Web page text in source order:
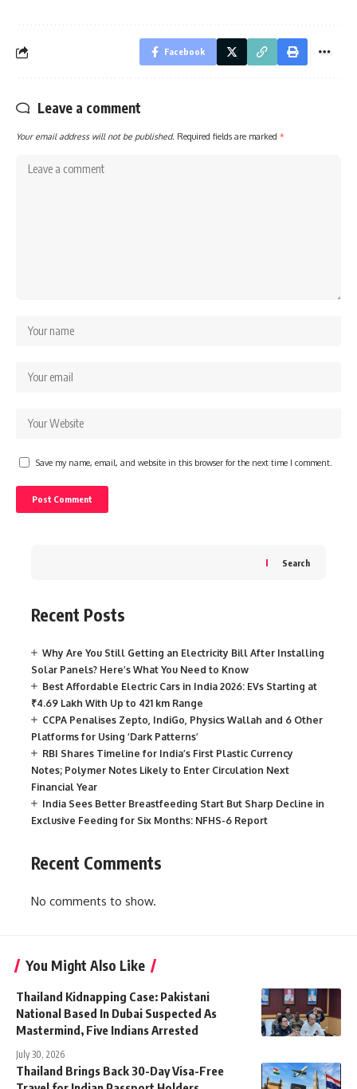
Facebook
Leave a comment
Your email address will not be published. Required fields are marked *
Save my name, email, and website in this browser for the next time I comment.
Search
Recent Posts
Why Are You Still Getting an Electricity Bill After Installing
Solar Panels? Here’s What You Need to Know
Best Affordable Electric Cars in India 2026: EVs Starting at
₹4.69 Lakh With Up to 421 km Range
CCPA Penalises Zepto, IndiGo, Physics Wallah and 6 Other
Platforms for Using ‘Dark Patterns’
RBI Shares Timeline for India’s First Plastic Currency
Notes; Polymer Notes Likely to Enter Circulation Next
Financial Year
India Sees Better Breastfeeding Start But Sharp Decline in
Exclusive Feeding for Six Months: NFHS-6 Report
Recent Comments
No comments to show.
You Might Also Like
Thailand Kidnapping Case: Pakistani
National Based In Dubai Suspected As
Mastermind, Five Indians Arrested
July 30, 2026
Thailand Brings Back 30-Day Visa-Free